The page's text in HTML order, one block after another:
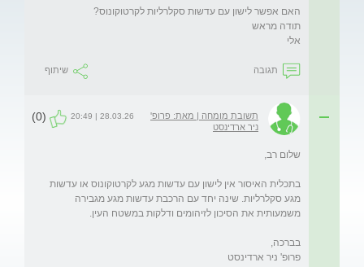
אלי
תגובה שיתוף
תשובת מומחה | מאת: פרופ'
ניר ארדינסט
28.03.26 | 20:49
(0)
בתכלית האיסור אין לישון עם עדשות מגע לקרטוקונוס או עדשות
מגע סקלרליות. שינה יחד עם הרכבת עדשות מגע מגבירה
פרופ' ניר ארדינסט